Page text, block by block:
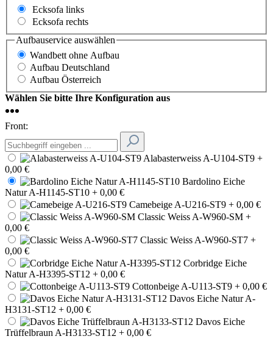
Ecksofa links
Ecksofa rechts
Aufbauservice auswählen
Wandbett ohne Aufbau
Aufbau Deutschland
Aufbau Österreich
Wählen Sie bitte Ihre Konfiguration aus
Front:
Alabasterweiss A-U104-ST9 +
0,00 €
Bardolino Eiche
Natur A-H1145-ST10 + 0,00 €
Camebeige A-U216-ST9 + 0,00 €
Classic Weiss A-W960-SM +
0,00 €
Classic Weiss A-W960-ST7 +
0,00 €
Corbridge Eiche
Natur A-H3395-ST12 + 0,00 €
Cottonbeige A-U113-ST9 + 0,00 €
Davos Eiche Natur A-
H3131-ST12 + 0,00 €
Davos Eiche
Trüffelbraun A-H3133-ST12 + 0,00 €